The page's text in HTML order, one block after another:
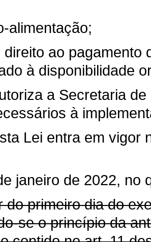
alimentação;
direito ao pagamento
à disponibilidade
a Secretaria
à
Lei entra em vigor
janeiro de 2022, no
do primeiro dia do
se o princípio da